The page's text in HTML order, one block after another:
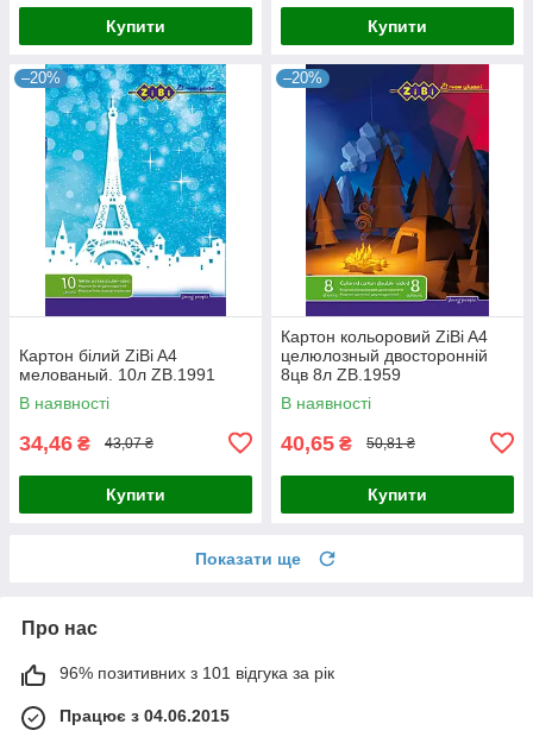
Купити Купити
–20%
Картон білий ZiBi A4
мелованый. 10л ZB.1991
В наявності
34,46 ₴ 43,07 ₴
Купити
–20%
Картон кольоровий ZiBi A4
целюлозный двосторонній
8цв 8л ZB.1959
В наявності
40,65 ₴ 50,81 ₴
Купити
Показати ще
Про нас
96% позитивних з 101 відгука за рік
Працює з 04.06.2015